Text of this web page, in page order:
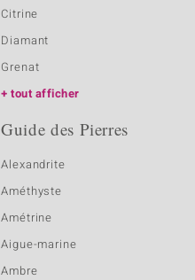
Citrine
Diamant
Grenat
tout afficher
Guide des Pierres
Alexandrite
Améthyste
Amétrine
Aigue-marine
Ambre